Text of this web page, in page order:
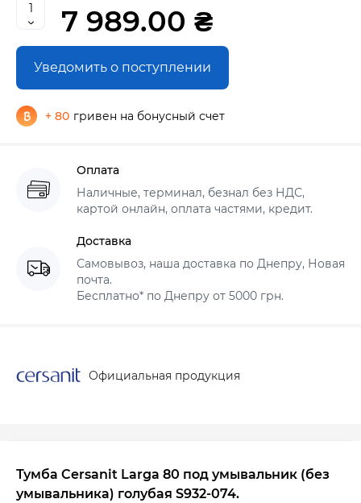
7 989.00 ₴
Уведомить о поступлении
+ 80 гривен на бонусный счет
Оплата
Наличные, терминал, безнал без НДС,
картой онлайн, оплата частями, кредит.
Доставка
Самовывоз, наша доставка по Днепру, Новая
почта.
Бесплатно* по Днепру от 5000 грн.
Официальная продукция
Тумба Cersanit Larga 80 под умывальник (без
умывальника) голубая S932-074.